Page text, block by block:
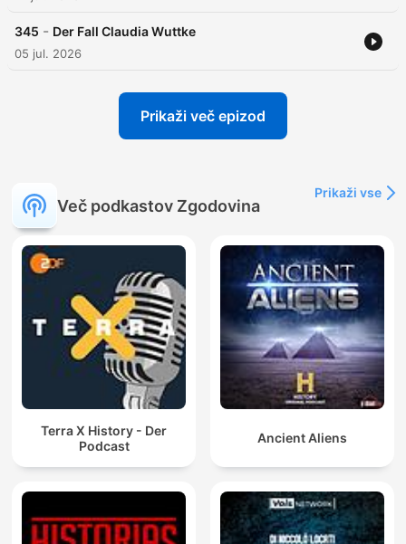
345 - Der Fall Claudia Wuttke
05 jul. 2026
Prikaži več epizod
Več podkastov Zgodovina
Prikaži vse
Terra X History - Der
Podcast
Ancient Aliens